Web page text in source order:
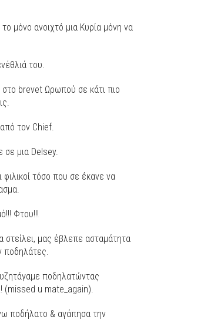
μόνο ανοιχτό μια Κυρία μόνη να
του.
brevet Ωρωπού σε κάτι πιο
τον Chief.
μια Delsey.
τόσο που σε έκανε να
Φτου!!!
μας έβλεπε ασταμάτητα
ποδηλάτες.
ποδηλατώντας
(missed u mate_again).
ποδήλατο & αγάπησα την